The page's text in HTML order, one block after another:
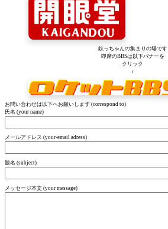
鉄っちゃんの集まりの場です
即席のBBSは以下バナーを
クリック
↓
お問い合わせは以下へお願いします (correspond to)
氏名 (your name)
メールアドレス (your-email adress)
題名 (subject)
メッセージ本文 (your message)